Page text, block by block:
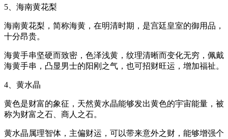
5、海南黄花梨
海南黄花梨，简称海黄，在明清时期，是宫廷皇室的御用品，
十分昂贵。
海黄手串坚硬而致密，色泽浅黄，纹理清晰而变化无穷，佩戴
海黄手串，凸显男士的阳刚之气，也可招财旺运，增加福祉。
4、黄水晶
黄色是财富的象征，天然黄水晶能够发出黄色的宇宙能量，被
称为财富之石、商人之石。
黄水晶属理智体，主偏财运，可以带来意外之财，能够增强个